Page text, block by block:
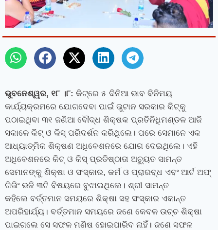
ଭୁବନେଶ୍ୱର, ୧୮ ।୮: କିଟ୍‌ରେ ୫ ଦିନିଆ ଭାବ ବିନିମୟ
କାର୍ଯ୍ୟକ୍ରମରେ ଯୋଗଦେବା ପାଇଁ ଭୁଟାନ ସରକାର କିଟ୍‌କୁ
ପଠାଇଥିବା ୩୧ ଜଣିଆ ବୌଦ୍ଧ ଶିକ୍ଷକ ପ୍ରତିନିଧିମଣ୍ଡଳ ଆଜି
ସକାଳେ କିଟ୍ ଓ କିସ୍ ପରିଦର୍ଶନ କରିଥିଲେ। ପରେ ସେମାନେ ଏକ
ଆଧ୍ୟାତ୍ମିକ ଶିକ୍ଷଣ ଅଧିବେଶନରେ ଯୋଗ ଦେଇଥିଲେ। ଏହି
ଅଧିବେଶନରେ କିଟ୍ ଓ କିସ୍ ପ୍ରତିଷ୍ଠାତା ଅଚ୍ୟୁତ ସାମନ୍ତ
ସେମାନଙ୍କୁ ଶିକ୍ଷା ଓ ସଂସ୍କାର, କର୍ମ ଓ ପ୍ରାରବ୍ଧ ଏବଂ ଆର୍ଟ ଅଫ୍
ଗିଭିଂ ଭଳି ୩ଟି ବିଷୟରେ ବୁଝାଇଥିଲେ। ଶ୍ରୀ ସାମନ୍ତ
କହିଲେ ବର୍ତ୍ତମାନ ସମୟରେ ଶିକ୍ଷା ସହ ସଂସ୍କାର ଏକାନ୍ତ
ଅପରିହାର୍ଯ୍ୟ। ବର୍ତ୍ତମାନ ସମୟରେ ଜଣେ କେବଳ ଉଚ୍ଚ ଶିକ୍ଷା
ପାଇଗଲେ ସେ ସଫଳ ମଣିଷ ହୋଇପାରିବ ନାହିଁ। ଜଣେ ସଫଳ